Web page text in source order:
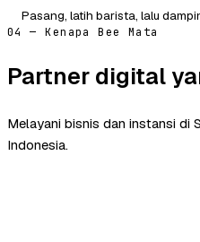
Pasang, latih barista, lalu
04 — Kenapa Bee Mata
Partner digital
Melayani bisnis dan instansi di
Indonesia.